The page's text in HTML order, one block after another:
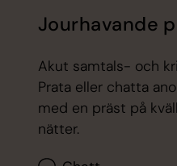
Jourhavande
Akut samtals- och
Prata eller chatta
med en präst på
nätter.